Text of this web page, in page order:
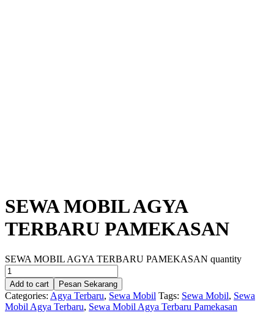
SEWA MOBIL AGYA
TERBARU PAMEKASAN
SEWA MOBIL AGYA TERBARU PAMEKASAN quantity
Add to cart Pesan Sekarang
Categories: Agya Terbaru, Sewa Mobil Tags: Sewa Mobil, Sewa
Mobil Agya Terbaru, Sewa Mobil Agya Terbaru Pamekasan